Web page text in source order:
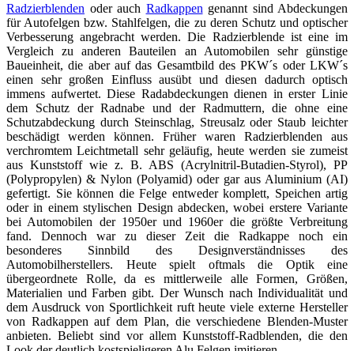
Radzierblenden oder auch Radkappen genannt sind Abdeckungen
für Autofelgen bzw. Stahlfelgen, die zu deren Schutz und optischer
Verbesserung angebracht werden. Die Radzierblende ist eine im
Vergleich zu anderen Bauteilen an Automobilen sehr günstige
Baueinheit, die aber auf das Gesamtbild des PKW´s oder LKW´s
einen sehr großen Einfluss ausübt und diesen dadurch optisch
immens aufwertet. Diese Radabdeckungen dienen in erster Linie
dem Schutz der Radnabe und der Radmuttern, die ohne eine
Schutzabdeckung durch Steinschlag, Streusalz oder Staub leichter
beschädigt werden können. Früher waren Radzierblenden aus
verchromtem Leichtmetall sehr geläufig, heute werden sie zumeist
aus Kunststoff wie z. B. ABS (Acrylnitril-Butadien-Styrol), PP
(Polypropylen) & Nylon (Polyamid) oder gar aus Aluminium (AI)
gefertigt. Sie können die Felge entweder komplett, Speichen artig
oder in einem stylischen Design abdecken, wobei erstere Variante
bei Automobilen der 1950er und 1960er die größte Verbreitung
fand. Dennoch war zu dieser Zeit die Radkappe noch ein
besonderes Sinnbild des Designverständnisses des
Automobilherstellers. Heute spielt oftmals die Optik eine
übergeordnete Rolle, da es mittlerweile alle Formen, Größen,
Materialien und Farben gibt. Der Wunsch nach Individualität und
dem Ausdruck von Sportlichkeit ruft heute viele externe Hersteller
von Radkappen auf dem Plan, die verschiedene Blenden-Muster
anbieten. Beliebt sind vor allem Kunststoff-Radblenden, die den